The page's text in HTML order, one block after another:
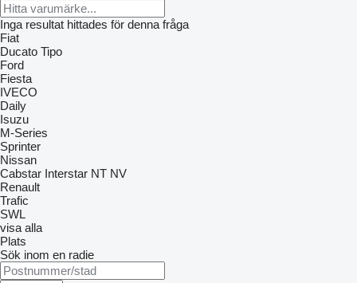
Inga resultat hittades för denna fråga
Fiat
Ducato Tipo
Ford
Fiesta
IVECO
Daily
Isuzu
M-Series
Sprinter
Nissan
Cabstar Interstar NT NV
Renault
Trafic
SWL
visa alla
Plats
Sök inom en radie